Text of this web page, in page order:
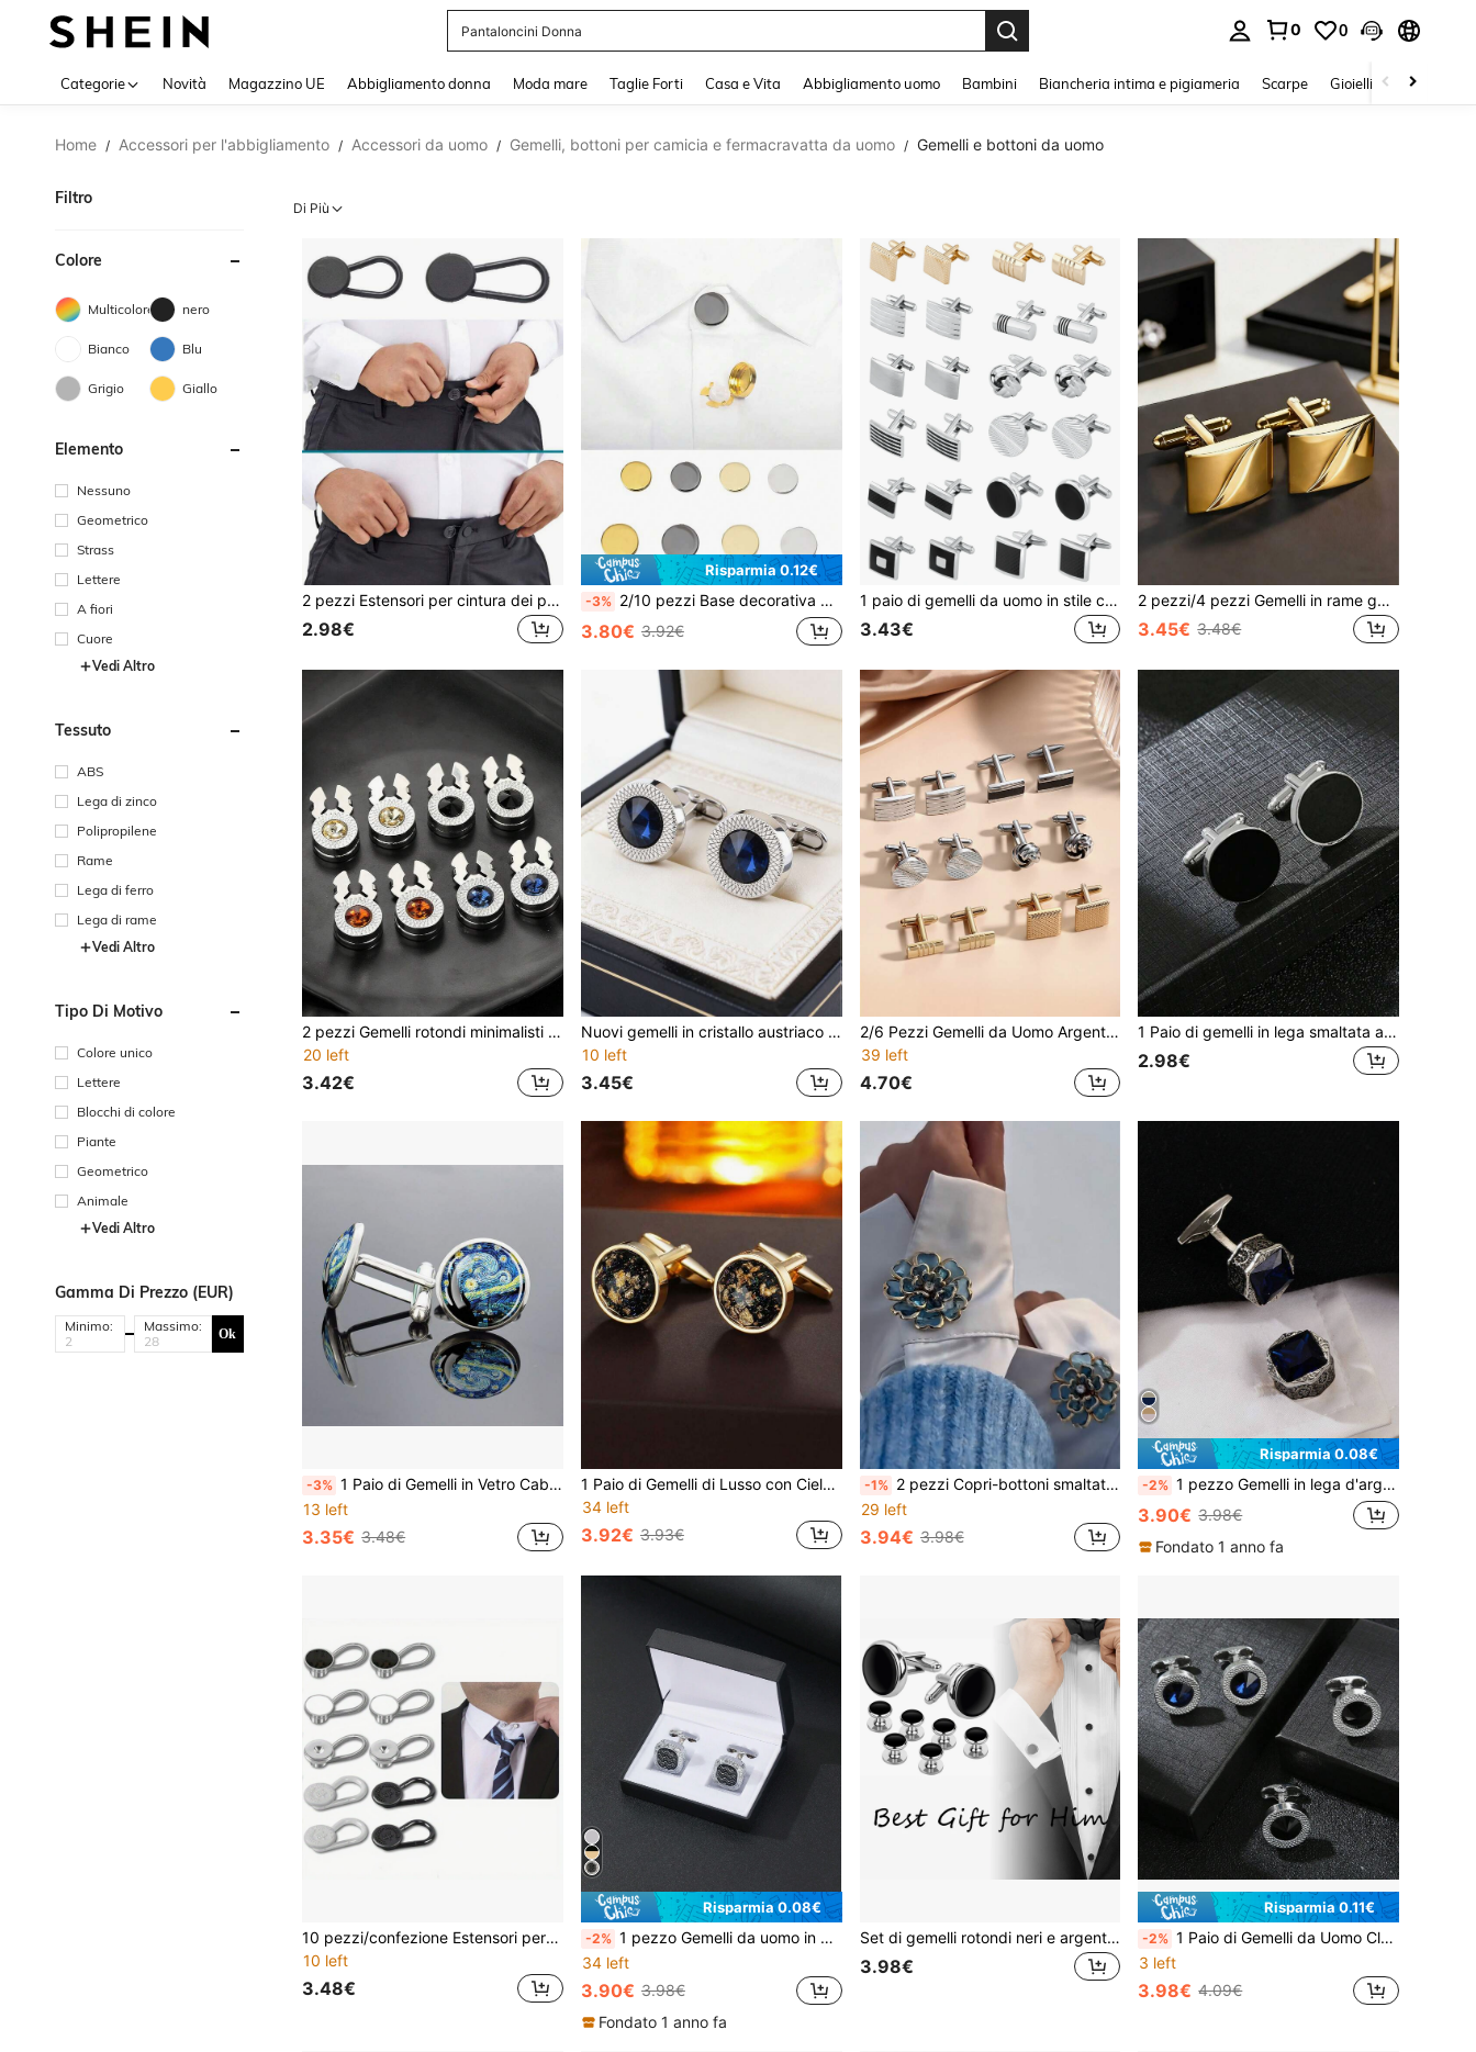
Squishy
0 0
Categorie Novità Magazzino UE Abbigliamento donna Moda mare Taglie Forti Casa e Vita Abbigliamento uomo Bambini Biancheria intima e pigiameria Scarpe Gioielli E Accessori
Home / Accessori per l'abbigliamento / Accessori da uomo / Gemelli, bottoni per camicia e fermacravatta da uomo / Gemelli e bottoni da uomo
Filtro
Colore
Multicolore nero
Bianco Blu
Grigio Giallo
Elemento
Nessuno
Geometrico
Strass
Lettere
A fiori
Cuore
Vedi Altro
Tessuto
ABS
Lega di zinco
Polipropilene
Rame
Lega di ferro
Lega di rame
Vedi Altro
Tipo Di Motivo
Colore unico
Lettere
Blocchi di colore
Piante
Geometrico
Animale
Vedi Altro
Gamma Di Prezzo (EUR)
Minimo: Massimo: Ok
Di Più
2 pezzi Estensori per cintura dei pantaloni neri, in gomma liscia multifunzionale regolabile, regalo ideale per uomo, per scuola, elegante, casual, business, matrimonio, regalo per lo sposo e testimoni
2.98€
Risparmia 0.12€
-3% 2/10 pezzi Base decorativa per bottoni a pressione portatili, bottoni per camicia, gemelli, base decorativa per bottoni fai-da-te
3.80€ 3.92€
1 paio di gemelli da uomo in stile classico, gemelli in argento, oro e nero a righe, quadrati e rettangolari, per camicia, abito, gemelli da uomo per matrimonio, sposo, affari e padre, regalo elegante per la scuola.
3.43€
2 pezzi/4 pezzi Gemelli in rame geometrici lucidi, gemelli per camicia in colore oro e argento, adatti per feste, fidanzamenti, lavoro, uso quotidiano
3.45€ 3.48€
2 pezzi Gemelli rotondi minimalisti a forma di tartaruga, gemelli piatti rotondi da uomo per camicia da lavoro
20 left
3.42€
Nuovi gemelli in cristallo austriaco intarsiati di strass, design minimalista a torsione cava, adatti per matrimoni, feste, vacanze e uso quotidiano
10 left
3.45€
2/6 Pezzi Gemelli da Uomo Argento e Nero Gemelli in Acciaio Premium Gioielli Eleganti e Raffinati Set Ideale per Matrimonio, Festa, Cerimonia
39 left
4.70€
1 Paio di gemelli in lega smaltata a forma rotonda per uomo, di colore nero elegante e casual, regalo di moda per la stagione di matrimoni, adatto per sposo e testimoni
2.98€
-3% 1 Paio di Gemelli in Vetro Cabochon con La Notte Stellata di Van Gogh, Famoso Dipinto d'Arte, Gemelli per Camicia da Uomo e Abito
13 left
3.35€ 3.48€
1 Paio di Gemelli di Lusso con Cielo Stellato in Foglia d'Oro Nero Rotondi, Gemelli per Camicia Francese Placcati in Oro per Uomo, Accessori Eleganti per Affari, Matrimoni e Occasioni Formali
34 left
3.92€ 3.93€
-1% 2 pezzi Copri-bottoni smaltati a fiore blu, bottoni a molletta rimovibili per polsini, eleganti decorazioni floreali per camicie, bottoni rimovibili senza cucire per bluse, accessori di gioielleria di moda per donna
29 left
3.94€ 3.98€
Risparmia 0.08€
-2% 1 pezzo Gemelli in lega d'argento con zaffiro blu scuro per camicia da uomo, rimovibili e fissabili, adatti per feste, occasioni formali, scuola, eleganti, casual, affari, matrimoni, regalo per lo sposo e testimoni
3.90€ 3.98€
Fondato 1 anno fa
10 pezzi/confezione Estensori per colletto e cravatta della camicia elegante da uomo, comodi, una idea regalo ideale per il ritorno a scuola, elegante, casual, business, matrimonio, regalo per lo sposo e testimoni, accessori per Ognissanti, Festa degli Insegnanti
10 left
3.48€
Risparmia 0.08€
-2% 1 pezzo Gemelli da uomo in metallo argento vintage a forma rotonda con motivo a righe ad effetto acqua, adatti per fissare e decorare i polsini della camicia, ideali per uso quotidiano casual, scuola, lavoro, matrimoni, come regalo per lo sposo e testimoni
34 left
3.90€ 3.98€
Fondato 1 anno fa
Set di gemelli rotondi neri e argento & bottoni per camicia da uomo, gioielli formali per matrimonio e affari, regalo per lui
3.98€
Risparmia 0.11€
-2% 1 Paio di Gemelli da Uomo Classici con Cornice Argentata Testurizzata e Cristallo, Gemelli da Camicia Rotondi con Paillettes Blu e Nere, Set di Decorazione di Lusso Adatto per Affari, Matrimonio, Festa e Regali per Anniversari
3 left
3.98€ 4.09€